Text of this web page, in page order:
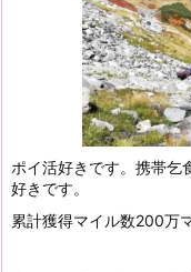
ポイ活好きです。携帯乞
好きです。
累計獲得マイル数200万